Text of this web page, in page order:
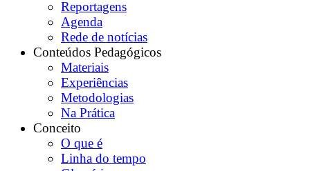
Reportagens
Agenda
Rede de notícias
Conteúdos Pedagógicos
Materiais
Experiências
Metodologias
Na Prática
Conceito
O que é
Linha do tempo